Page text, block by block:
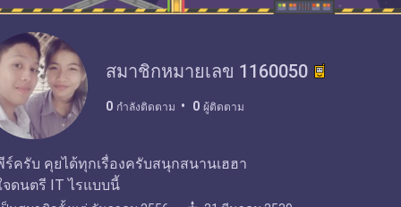
สมาชิกหมายเลข 1160050
0 กำลังติดตาม 0 ผู้ติดตาม
ครับ คุยได้ทุกเรื่องครับสนุกสนานเฮฮา
ดนตรี IT ไรแบบนี้